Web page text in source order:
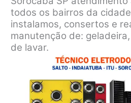
todos os bairros da
instalamos, consertos e
manutenção de:
de lavar.